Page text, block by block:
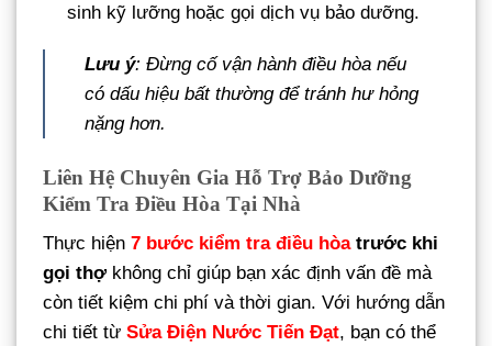
sinh kỹ lưỡng hoặc gọi dịch vụ bảo dưỡng.
Lưu ý: Đừng cố vận hành điều hòa nếu
có dấu hiệu bất thường để tránh hư hỏng
nặng hơn.
Liên Hệ Chuyên Gia Hỗ Trợ Bảo Dưỡng
Kiểm Tra Điều Hòa Tại Nhà
Thực hiện 7 bước kiểm tra điều hòatrước khi
gọi thợkhông chỉ giúp bạn xác định vấn đề mà
còn tiết kiệm chi phí và thời gian. Với hướng dẫn
chi tiết từ Sửa Điện Nước Tiến Đạt, bạn có thể